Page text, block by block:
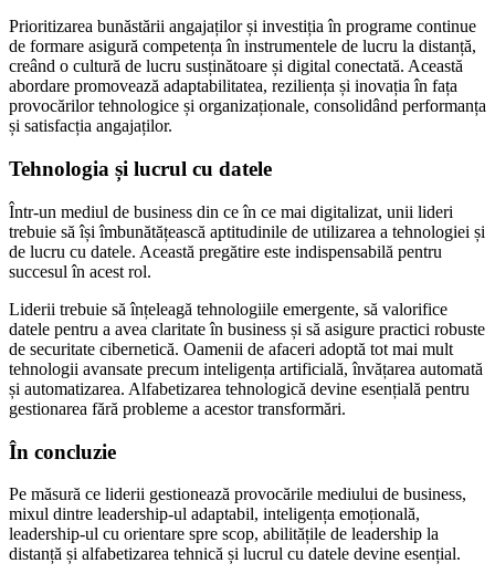
Prioritizarea bunăstării angajaților și investiția în programe continue
de formare asigură competența în instrumentele de lucru la distanță,
creând o cultură de lucru susținătoare și digital conectată. Această
abordare promovează adaptabilitatea, reziliența și inovația în fața
provocărilor tehnologice și organizaționale, consolidând performanța
și satisfacția angajaților.
Tehnologia și lucrul cu datele
Într-un mediul de business din ce în ce mai digitalizat, unii lideri
trebuie să își îmbunătățească aptitudinile de utilizarea a tehnologiei și
de lucru cu datele. Această pregătire este indispensabilă pentru
succesul în acest rol.
Liderii trebuie să înțeleagă tehnologiile emergente, să valorifice
datele pentru a avea claritate în business și să asigure practici robuste
de securitate cibernetică. Oamenii de afaceri adoptă tot mai mult
tehnologii avansate precum inteligența artificială, învățarea automată
și automatizarea. Alfabetizarea tehnologică devine esențială pentru
gestionarea fără probleme a acestor transformări.
În concluzie
Pe măsură ce liderii gestionează provocările mediului de business,
mixul dintre leadership-ul adaptabil, inteligența emoțională,
leadership-ul cu orientare spre scop, abilitățile de leadership la
distanță și alfabetizarea tehnică și lucrul cu datele devine esențial.